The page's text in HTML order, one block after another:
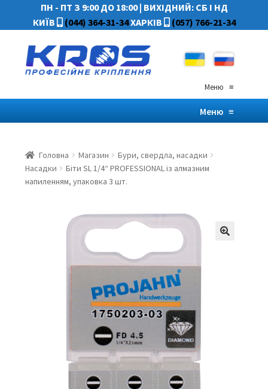
ПН - ПТ З 9:00 ДО 18:00| ВИХІДНИЙ: СБ І НД
КИЇВ
(044) 364-31-34ХАРКІВ (057) 766-21-34
Меню≡
Меню≡
Головна Магазин
Бури, свердла, насадки
Насадки
Біти SL 1/4“ PROFESSIONAL із алмазним
напиленням, упаковка 3 шт.